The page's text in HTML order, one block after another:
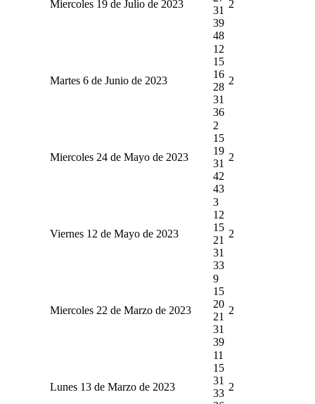
Miercoles 19 de Julio de 2023
31
39
48
2
Martes 6 de Junio de 2023
12
15
16
28
31
36
2
Miercoles 24 de Mayo de 2023
2
15
19
31
42
43
2
Viernes 12 de Mayo de 2023
3
12
15
21
31
33
2
Miercoles 22 de Marzo de 2023
9
15
20
21
31
39
2
Lunes 13 de Marzo de 2023
11
15
31
33
2